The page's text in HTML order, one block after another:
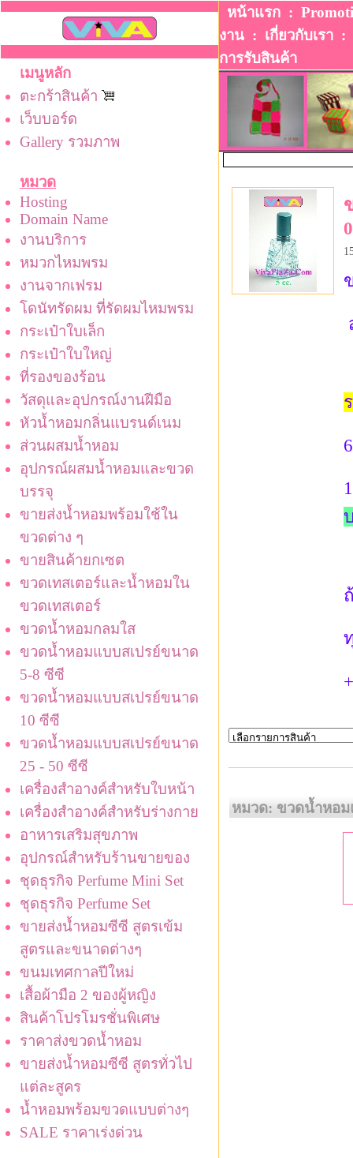
เมนูหลัก
ตะกร้าสินค้า
เว็บบอร์ด
Gallery รวมภาพ
หมวด
Hosting
Domain Name
งานบริการ
หมวกไหมพรม
งานจากเฟรม
โดนัทรัดผม ที่รัดผมไหมพรม
กระเป๋าใบเล็ก
กระเป๋าใบใหญ่
ที่รองของร้อน
วัสดุและอุปกรณ์งานฝีมือ
หัวน้ำหอมกลิ่นแบรนด์เนม
ส่วนผสมน้ำหอม
อุปกรณ์ผสมน้ำหอมและขวด
บรรจุ
ขายส่งน้ำหอมพร้อมใช้ใน
ขวดต่าง ๆ
ขายสินค้ายกเซต
ขวดเทสเตอร์และน้ำหอมใน
ขวดเทสเตอร์
ขวดน้ำหอมกลมใส
ขวดน้ำหอมแบบสเปรย์ขนาด
5-8 ซีซี
ขวดน้ำหอมแบบสเปรย์ขนาด
10 ซีซี
ขวดน้ำหอมแบบสเปรย์ขนาด
25 - 50 ซีซี
เครื่องสำอางค์สำหรับใบหน้า
เครื่องสำอางค์สำหรับร่างกาย
อาหารเสริมสุขภาพ
อุปกรณ์สำหรับร้านขายของ
ชุดธุรกิจ Perfume Mini Set
ชุดธุรกิจ Perfume Set
ขายส่งน้ำหอมซีซี สูตรเข้ม
สูตรและขนาดต่างๆ
ขนมเทศกาลปีใหม่
เสื้อผ้ามือ 2 ของผู้หญิง
สินค้าโปรโมรชั่นพิเศษ
ราคาส่งขวดน้ำหอม
ขายส่งน้ำหอมซีซี สูตรทั่วไป
แต่ละสูคร
น้ำหอมพร้อมขวดแบบต่างๆ
SALE ราคาเร่งด่วน
หน้าแรก :
งาน : เกี่ยวกับเรา :
การรับสินค้า
หมวด: ขวดน้ำหอ